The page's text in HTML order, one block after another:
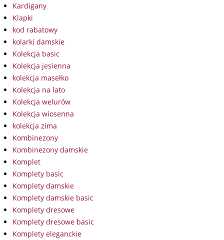
Kardigany
Klapki
kod rabatowy
kolarki damskie
Kolekcja basic
Kolekcja jesienna
kolekcja masełko
Kolekcja na lato
Kolekcja welurów
Kolekcja wiosenna
kolekcja zima
Kombinezony
Kombinezony damskie
Komplet
Komplety basic
Komplety damskie
Komplety damskie basic
Komplety dresowe
Komplety dresowe basic
Komplety eleganckie